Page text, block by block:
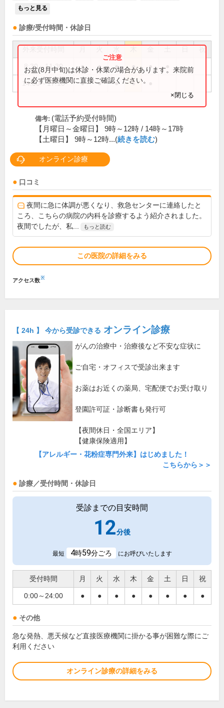
もっと見る
診療/受付時間・休診日
祝
8:30～11:30 ● ● ● ● ●
14:00～17:10 ● ● ● ●
お盆(8月中旬)は休診・休業の場合があります。来院前
に必ず医療機関に直接ご確認ください。
×閉じる
備考: (電話予約受付時間)
【月曜日～金曜日】 9時～12時 / 14時～17時
【土曜日】 9時～12時...(続きを読む)
オンライン診療
口コミ
夜間に急に体調が悪くなり、救急センターに連絡したと
ころ、こちらの病院の内科を診療するよう紹介されました。
夜間でしたが、私...
もっと読む
この医院の詳細をみる
アクセス数※
【 24h 】 今から受診できる オンライン診療
がんの治療中・治療後など不安な症状に
ご自宅・オフィスで受診出来ます
お薬はお近くの薬局、宅配便でお受け取り
登園許可証・診断書も発行可
【夜間休日・全国エリア】
【健康保険適用】
【アレルギー・花粉症専門外来】はじめました！
こちらから＞＞
診療／受付時間・休診日
受診までの目安時間
12分後
最短 4時59分ごろ にお呼びいたします
受付時間 月 火 水 木 金 土 日 祝
0:00～24:00 ● ● ● ● ● ● ● ●
その他
急な発熱、悪天候など直接医療機関に掛かる事が困難な際にご
利用ください
オンライン診療の詳細をみる